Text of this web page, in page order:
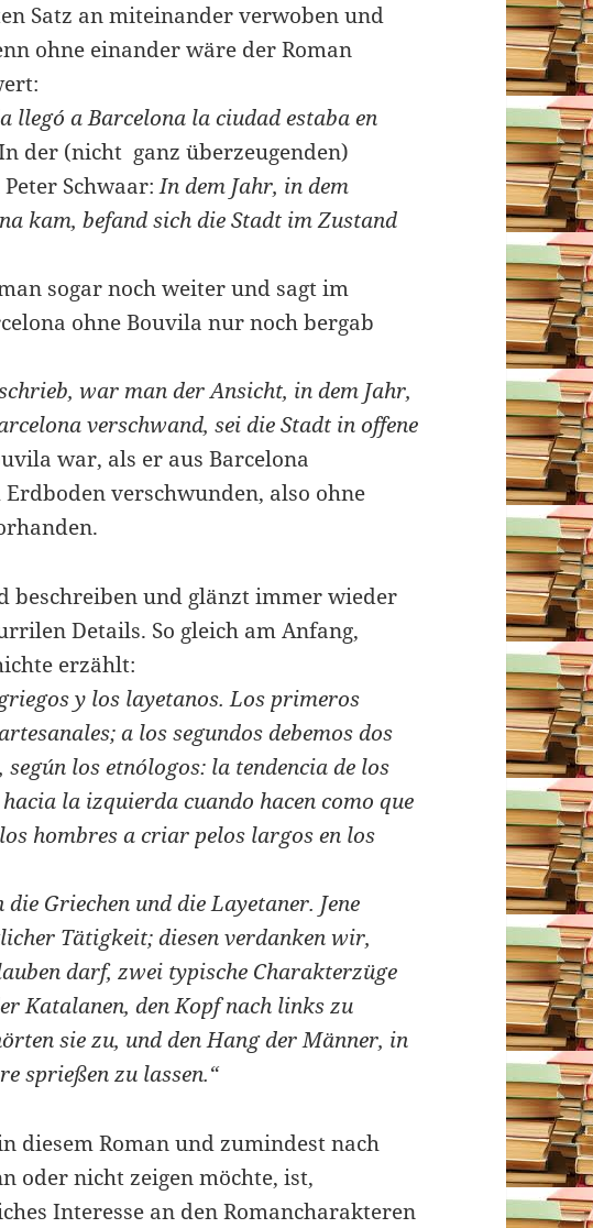
Satz an miteinander verwoben und
ohne einander wäre der Roman
llegó a Barcelona la ciudad estaba en
der (nicht ganz überzeugenden)
Schwaar:In dem Jahr, in dem
kam, befand sich die Stadt im Zustand
sogar noch weiter und sagt im
ohne Bouvila nur noch bergab
war man der Ansicht, in dem Jahr,
verschwand, sei die Stadt in offene
war, als er aus Barcelona
verschwunden, also ohne
beschreiben und glänzt immer wieder
Details. So gleich am Anfang,
erzählt:
y los layetanos. Los primeros
a los segundos debemos dos
los etnólogos: la tendencia de los
la izquierda cuando hacen como que
hombres a criar pelos largos en los
Griechen und die Layetaner. Jene
Tätigkeit; diesen verdanken wir,
darf, zwei typische Charakterzüge
Katalanen, den Kopf nach links zu
sie zu, und den Hang der Männer, in
sprießen zu lassen.“
diesem Roman und zumindest nach
oder nicht zeigen möchte, ist,
Interesse an den Romancharakteren